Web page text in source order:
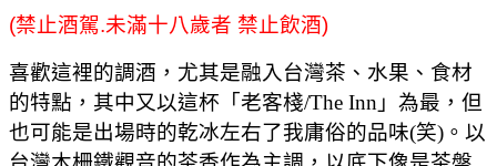
(禁止酒駕.未滿十八歲者 禁止飲酒)
喜歡這裡的調酒，尤其是融入台灣茶、水果、食材
的特點，其中又以這杯「老客棧/The Inn」為最，但
也可能是出場時的乾冰左右了我庸俗的品味(笑)。以